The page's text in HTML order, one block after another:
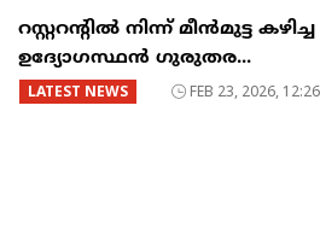
റസ്റ്ററന്റില്‍ നിന്ന് മീന്‍മുട്ട
ഉദ്യോഗസ്ഥന്‍ ഗുരുതര...
LATEST NEWS FEB 23, 2026,